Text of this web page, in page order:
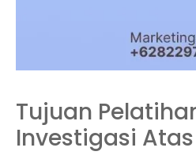
Tujuan
Investigasi